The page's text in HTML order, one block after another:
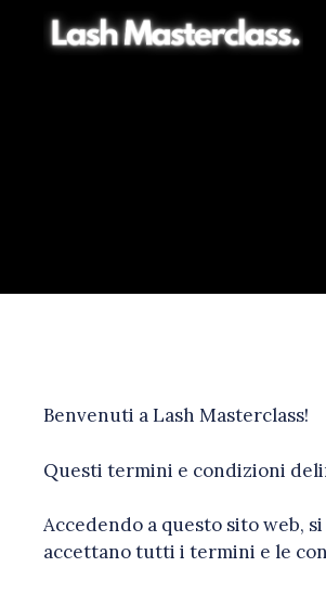
Benvenuti a Lash Masterclass!
Questi termini e condizioni
Accedendo a questo sito web,
accettano tutti i termini e le